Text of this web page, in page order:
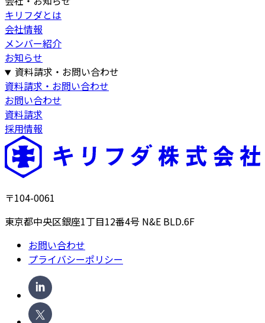
キリフダとは
会社情報
メンバー紹介
お知らせ
資料請求・お問い合わせ
資料請求・お問い合わせ
お問い合わせ
資料請求
採用情報
〒104-0061
東京都中央区銀座1丁目12番4号 N&E BLD.6F
お問い合わせ
プライバシーポリシー